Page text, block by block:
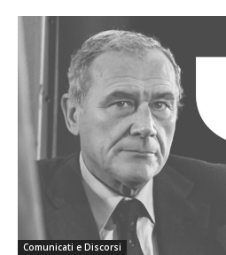
Comunicati e Discorsi